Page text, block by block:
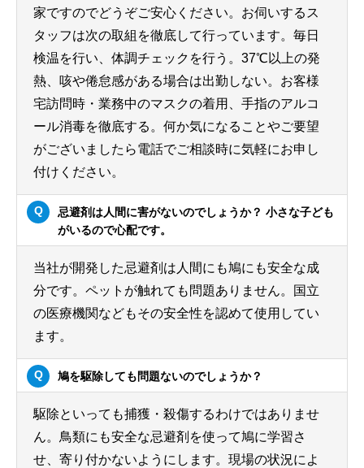
家ですのでどうぞご安心ください。お伺いするス
タッフは次の取組を徹底して行っています。毎日
検温を行い、体調チェックを行う。37℃以上の発
熱、咳や倦怠感がある場合は出勤しない。お客様
宅訪問時・業務中のマスクの着用、手指のアルコ
ール消毒を徹底する。何か気になることやご要望
がございましたら電話でご相談時に気軽にお申し
付けください。
忌避剤は人間に害がないのでしょうか？ 小さな子ども
がいるので心配です。
当社が開発した忌避剤は人間にも鳩にも安全な成
分です。ペットが触れても問題ありません。国立
の医療機関などもその安全性を認めて使用してい
ます。
鳩を駆除しても問題ないのでしょうか？
駆除といっても捕獲・殺傷するわけではありませ
ん。鳥類にも安全な忌避剤を使って鳩に学習さ
せ、寄り付かないようにします。現場の状況によ